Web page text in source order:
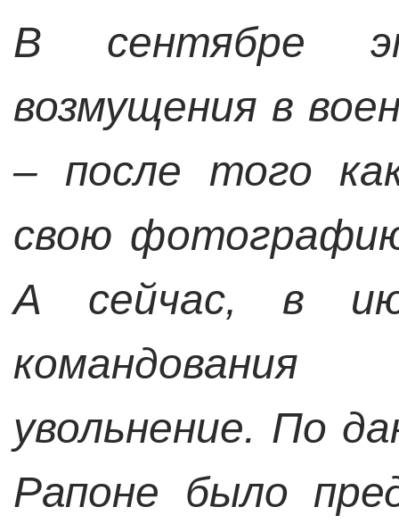
В сентябре
возмущения в
– после того
свою
А сейчас, в
увольнение. По
Рапоне было